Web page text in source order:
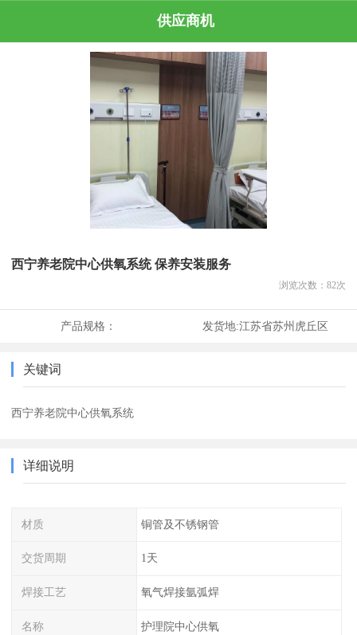
供应商机
西宁养老院中心供氧系统 保养安装服务
浏览次数： 82次
产品规格： 发货地:江苏省苏州虎丘区
关键词
西宁养老院中心供氧系统
详细说明
材质 铜管及不锈钢管
交货周期 1天
焊接工艺 氧气焊接氩弧焊
名称 护理院中心供氧